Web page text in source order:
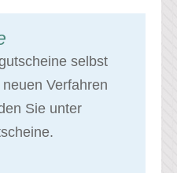
selbst
Verfahren
Sie unter